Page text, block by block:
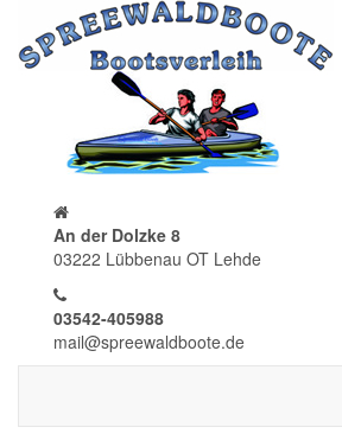
An der Dolzke 8
03222 Lübbenau OT Lehde
03542-405988
mail@spreewaldboote.de